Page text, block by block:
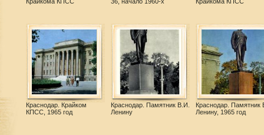
Краснодар. Крайком
КПСС, 1965 год
Краснодар. Памятник В.И.
Ленину
Краснодар. Памятник
Ленину, 1965 год